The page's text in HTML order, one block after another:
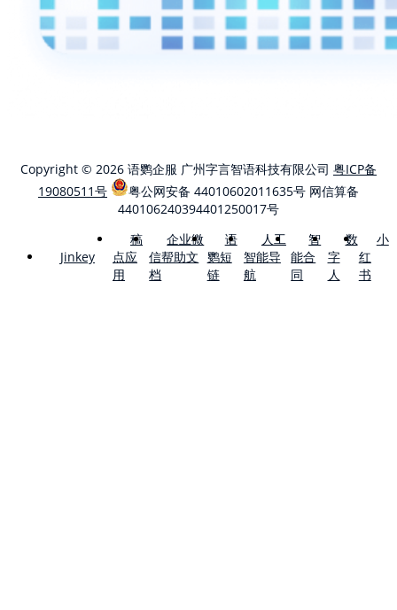
Copyright © 2026 语鹦企服 广州字言智语科技有限公司 粤ICP备
19080511号
粤公网安备 44010602011635号 网信算备
440106240394401250017号
Jinkey
稿
点应
用
企业微
信帮助文
档
语
鹦短
链
人工
智能导
航
智
能合
同
数
字
人
小
红
书